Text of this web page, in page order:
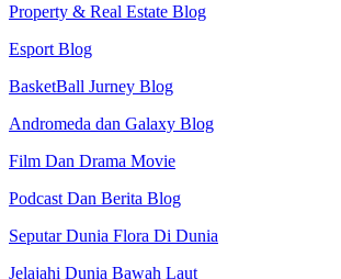
Property & Real Estate Blog
Esport Blog
BasketBall Jurney Blog
Andromeda dan Galaxy Blog
Film Dan Drama Movie
Podcast Dan Berita Blog
Seputar Dunia Flora Di Dunia
Jelajahi Dunia Bawah Laut